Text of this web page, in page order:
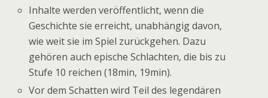
Inhalte werden veröffentlicht, wenn die
Geschichte sie erreicht, unabhängig davon,
wie weit sie im Spiel zurückgehen. Dazu
gehören auch epische Schlachten, die bis zu
Stufe 10 reichen (18min, 19min).
Vor dem Schatten wird Teil des legendären